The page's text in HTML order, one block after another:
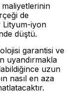
de
Lityum-iyon
düştü.
garantisi ve
uyandırmakla
uzun
nasıl en aza